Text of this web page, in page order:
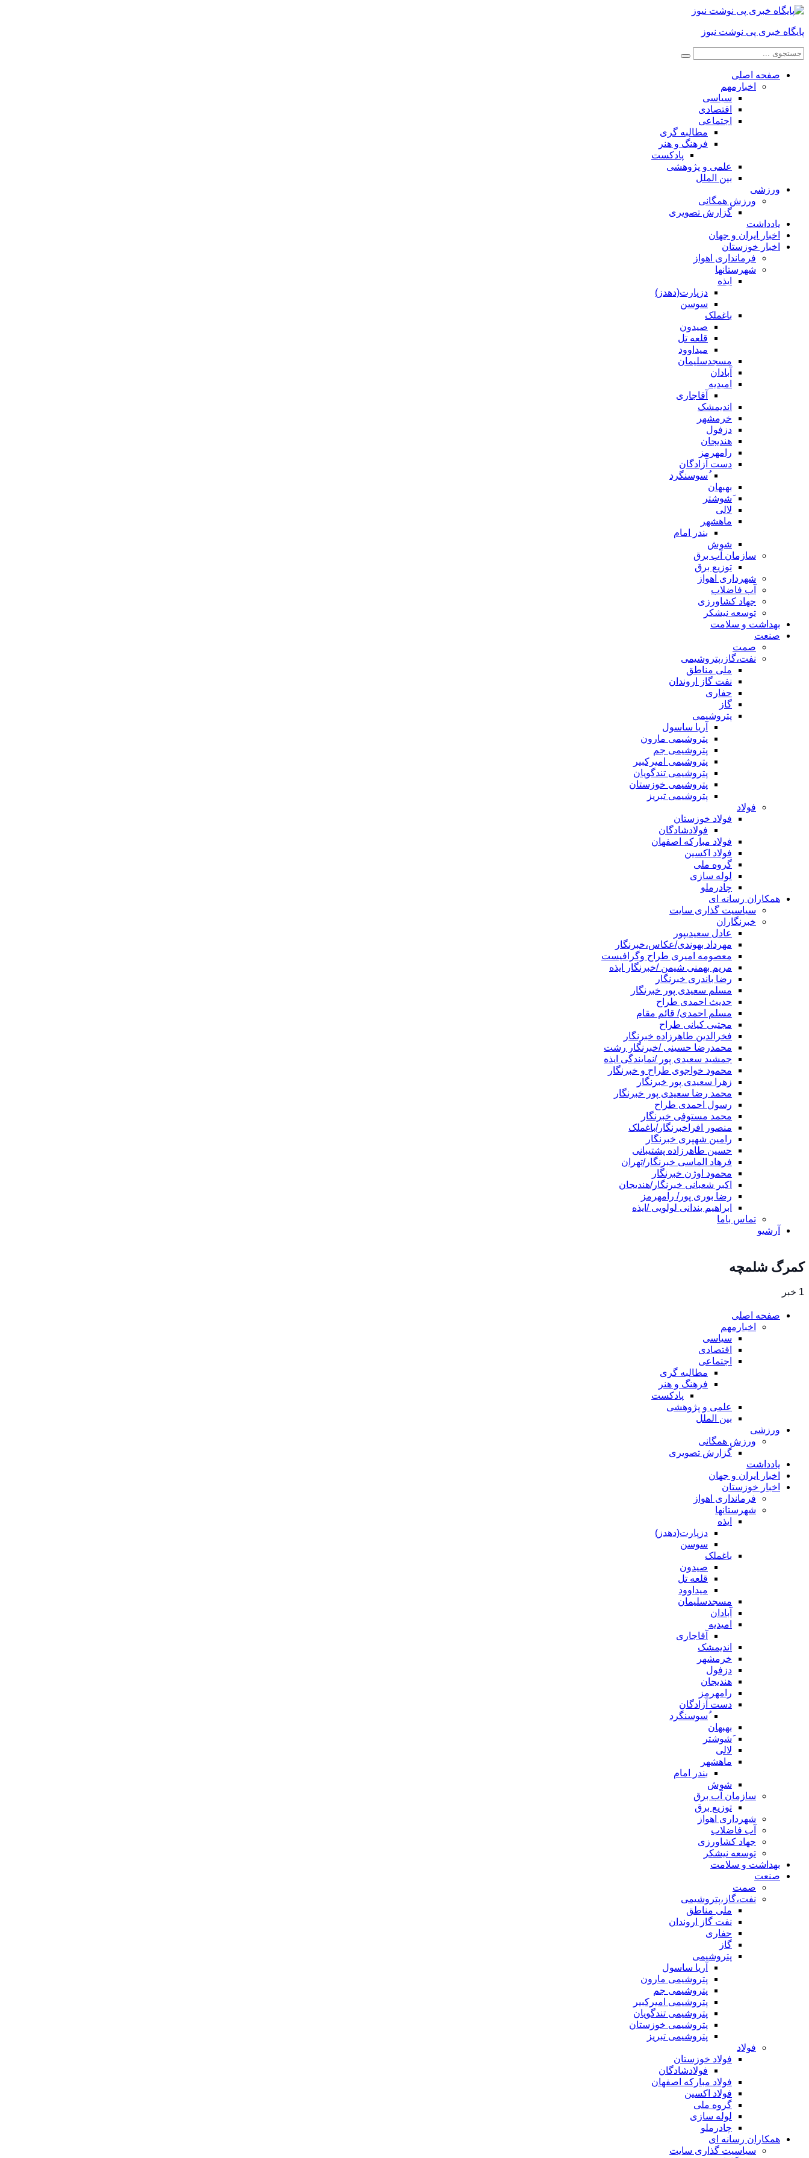
پایگاه خبری پی نوشت نیوز
صفحه اصلی
اخبارمهم
سیاسی
اقتصادی
اجتماعی
مطالبه گری
فرهنگ و هنر
پادکست
علمی و پژوهشی
بین الملل
ورزشی
ورزش همگانی
گزارش تصویری
یادداشت
اخبار ایران و جهان
اخبار خوزستان
فرمانداری اهواز
شهرستانها
ایذه
دزپارت(دهدز)
سوسن
باغملک
صیدون
قلعه تل
میداوود
مسجدسلیمان
آبادان
امیدیه
آقاجاری
اندیمشک
خرمشهر
دزفول
هندیجان
رامهرمز
دست آزادگان
ُسوسنگرد
بهبهان
َشوشتر
لالی
ماهشهر
بندر امام
شوش
سازمان آب برق
توزیع برق
شهرداری اهواز
آب فاضلاب
جهاد کشاورزی
توسعه نیشکر
بهداشت و سلامت
صنعت
صمت
نفت،گاز،پتروشیمی
ملی مناطق
نفت گاز اروندان
حفاری
گاز
پتروشیمی
آریا ساسول
پتروشیمی مارون
پتروشیمی جم
پتروشیمی امیرکبیر
پتروشیمی تندگویان
پتروشیمی خوزستان
پتروشیمی تبریز
فولاد
فولاد خوزستان
فولادشادگان
فولاد مبارکه اصفهان
فولاد اکسین
گروه ملی
لوله سازی
چادرملو
همکاران رسانه ای
سیاسیت گذاری سایت
خبرنگاران
عادل سعیدیپور
مهرداد بهوندی/عکاس،خبرنگار
معصومه امیری طراح وگرافیست
مریم بهمنی شیمن /خبرنگار ایذه
رضا باندری خبرنگار
مسلم سعیدی پور خبرنگار
حدیث احمدی طراح
مسلم احمدی/ قائم مقام
مجتبی کیانی طراح
فخرالدین طاهرزاده خبرنگار
محمدرضا حسینی /خبرنگار رشت
جمشید سعیدی پور /نمایندگی ایذه
محمود خواجوی طراح و خبرنگار
زهرا سعیدی پور خبرنگار
محمد رضا سعیدی پور خبرنگار
رسول احمدی طراح
محمد مستوفی خبرنگار
منصور افراخبرنگار/باغملک
رامین شهپری خبرنگار
حسین طاهرزاده پشتیبانی
فرهاد الماسی خبرنگار/تهران
محمود اوژن خبرنگار
اکبر شعبانی خبرنگار/هندیجان
رضا بوری پور/ رامهرمز
ابراهیم بندانی لولویی /ایذه
تماس باما
آرشیو
کمرگ شلمچه
1 خبر
صفحه اصلی
اخبارمهم
سیاسی
اقتصادی
اجتماعی
مطالبه گری
فرهنگ و هنر
پادکست
علمی و پژوهشی
بین الملل
ورزشی
ورزش همگانی
گزارش تصویری
یادداشت
اخبار ایران و جهان
اخبار خوزستان
فرمانداری اهواز
شهرستانها
ایذه
دزپارت(دهدز)
سوسن
باغملک
صیدون
قلعه تل
میداوود
مسجدسلیمان
آبادان
امیدیه
آقاجاری
اندیمشک
خرمشهر
دزفول
هندیجان
رامهرمز
دست آزادگان
ُسوسنگرد
بهبهان
َشوشتر
لالی
ماهشهر
بندر امام
شوش
سازمان آب برق
توزیع برق
شهرداری اهواز
آب فاضلاب
جهاد کشاورزی
توسعه نیشکر
بهداشت و سلامت
صنعت
صمت
نفت،گاز،پتروشیمی
ملی مناطق
نفت گاز اروندان
حفاری
گاز
پتروشیمی
آریا ساسول
پتروشیمی مارون
پتروشیمی جم
پتروشیمی امیرکبیر
پتروشیمی تندگویان
پتروشیمی خوزستان
پتروشیمی تبریز
فولاد
فولاد خوزستان
فولادشادگان
فولاد مبارکه اصفهان
فولاد اکسین
گروه ملی
لوله سازی
چادرملو
همکاران رسانه ای
سیاسیت گذاری سایت